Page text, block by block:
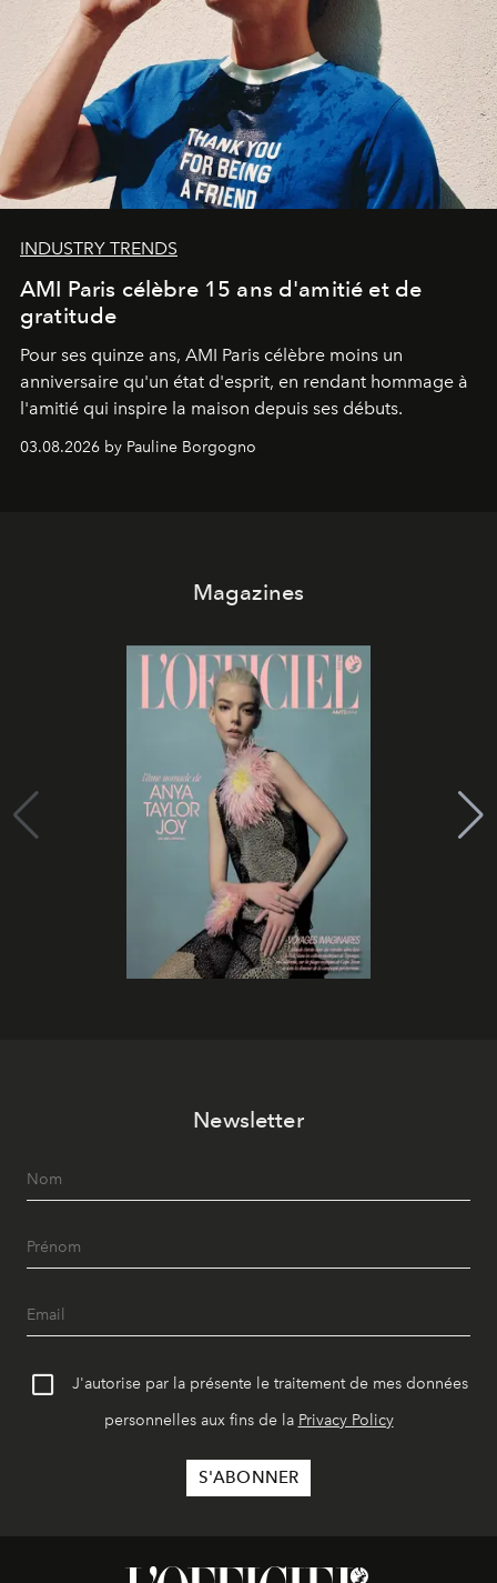
INDUSTRY TRENDS
AMI Paris célèbre 15 ans d'amitié et de
gratitude
Pour ses quinze ans, AMI Paris célèbre moins un
anniversaire qu'un état d'esprit, en rendant hommage à
l'amitié qui inspire la maison depuis ses débuts.
03.08.2026 by Pauline Borgogno
Magazines
Newsletter
J'autorise par la présente le traitement de mes données
personnelles aux fins de la Privacy Policy